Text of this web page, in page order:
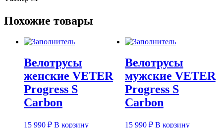
Похожие товары
Велотрусы
женские VETER
Progress S
Carbon
15 990 ₽ В корзину
Велотрусы
мужские VETER
Progress S
Carbon
15 990 ₽ В корзину